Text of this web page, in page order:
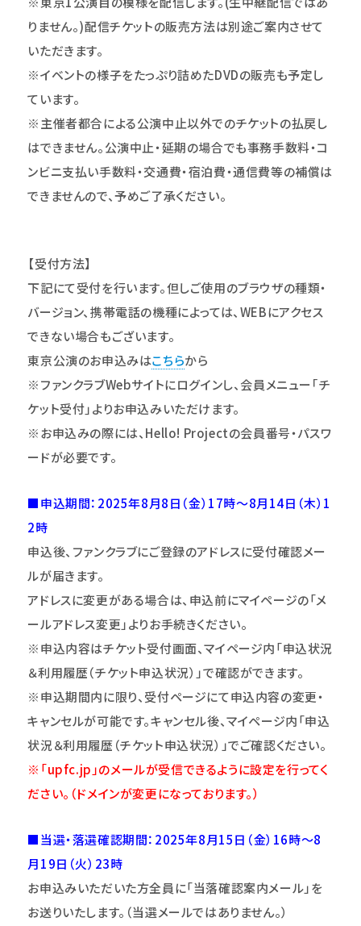
りません。)配信チケットの販売方法は別途ご案内させて
いただきます。
※イベントの様子をたっぷり詰めたDVDの販売も予定し
ています。
※主催者都合による公演中止以外でのチケットの払戻し
はできません。公演中止・延期の場合でも事務手数料・コ
ンビニ支払い手数料・交通費・宿泊費・通信費等の補償は
できませんので、予めご了承ください。
【受付方法】
下記にて受付を行います。但しご使用のブラウザの種類・
バージョン、携帯電話の機種によっては、WEBにアクセス
できない場合もございます。
東京公演のお申込みはこちらから
※ファンクラブWebサイトにログインし、会員メニュー｢チ
ケット受付｣よりお申込みいただけます。
※お申込みの際には、Hello! Projectの会員番号・パスワ
ードが必要です。
■申込期間：2025年8月8日（金）17時～8月14日（木）1
2時
申込後、ファンクラブにご登録のアドレスに受付確認メー
ルが届きます。
アドレスに変更がある場合は、申込前にマイページの「メ
ールアドレス変更」よりお手続きください。
※申込内容はチケット受付画面、マイページ内「申込状況
＆利用履歴（チケット申込状況）」で確認ができます。
※申込期間内に限り、受付ページにて申込内容の変更・
キャンセルが可能です。キャンセル後、マイページ内「申込
状況＆利用履歴（チケット申込状況）」でご確認ください。
※「upfc.jp」のメールが受信できるように設定を行ってく
ださい。（ドメインが変更になっております。）
■当選・落選確認期間：2025年8月15日（金）16時～8
月19日（火）23時
お申込みいただいた方全員に「当落確認案内メール」を
お送りいたします。（当選メールではありません。）